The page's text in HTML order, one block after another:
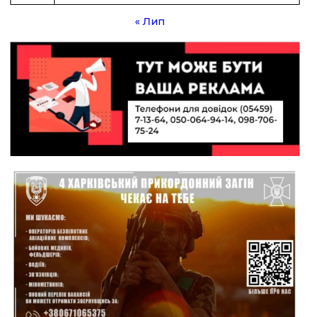
19 лип
10:49
19 лип
Інтелектуальні злети та творчі перемоги:
історія успіху випускниці Вікторії Кондратенко
10:40
19 лип
Вірний присязі до останнього подиху:
підтримайте петицію про присвоєння звання
«Герой України» (посмертно) прикордоннику
Олександру Бойку
20:34
17 лип
Кохання попри все: як українці створюють сім’ї
13:52
15 лип
І волейбол, і хімія на “відмінно”: неймовірна
історія успіху випускниці з Краснопілля
Анастасії Гонтар
13:27
15 лип
НБУ вводить нову банкноту 2 000 грн із
портретом легендарного українця: що
зміниться для наших гаманців
« Лип